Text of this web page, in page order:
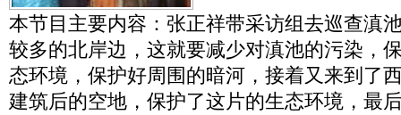
本节目主要内容：张正祥带采访组去巡查滇
较多的北岸边，这就要减少对滇池的污染，
态环境，保护好周围的暗河，接着又来到了
建筑后的空地，保护了这片的生态环境，最